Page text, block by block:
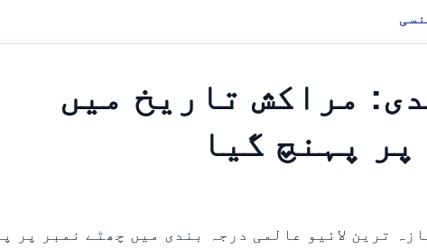
مراکش تاریخ میں
پہنچ گیا
فیفا کی تازہ ترین لائیو عالمی درجہ بندی میں چھٹے نمبر پر